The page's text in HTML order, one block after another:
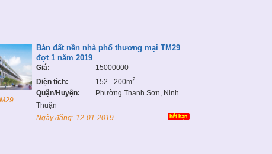
Bán đất nền nhà phố thương mại TM29
đợt 1 năm 2019
Giá:
15000000
Diện tích:
152 - 200m2
Quận/Huyện:
Phường Thanh Sơn, Ninh
Thuận
Ngày đăng: 12-01-2019